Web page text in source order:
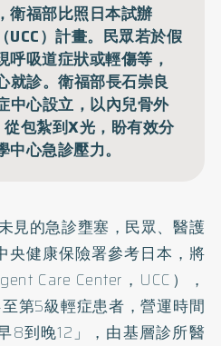
衛福部比照日本試辦
UCC）計畫。民眾若於假
呼吸道症狀或輕傷等，
就診。衛福部長石崇良
中心設立，以內兒骨外
包紮到X光，盼有效分
心急診壓力。
見的急診壅塞 ，民眾、醫護
央健康保險署參考日本，將
Care Center，UCC），
第5級輕症患者，營運時間
8到晚12」，由基層診所醫